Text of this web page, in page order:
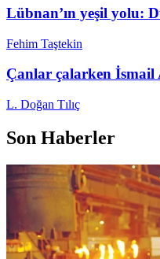
Lübnan’ın yeşil yolu:
Fehim Taştekin
Çanlar çalarken
L. Doğan Tılıç
Son Haberler